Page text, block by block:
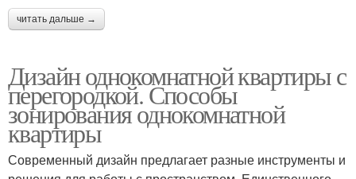
читать дальше →
Дизайн однокомнатной квартиры с
перегородкой. Способы
зонирования однокомнатной
квартиры
Современный дизайн предлагает разные инструменты и